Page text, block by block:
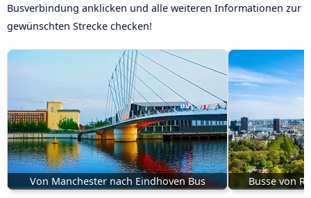
Busverbindung anklicken und alle weiteren Informationen zur
gewünschten Strecke checken!
Von Manchester nach Eindhoven Bus Busse von